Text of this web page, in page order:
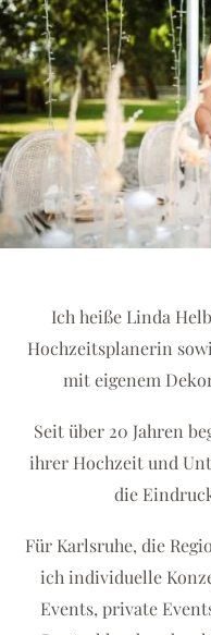
Ich heiße Linda
Hochzeitsplanerin
mit eigenem
Seit über 20 Jahren
ihrer Hochzeit und
die
Für Karlsruhe, die
ich individuelle
Events, private